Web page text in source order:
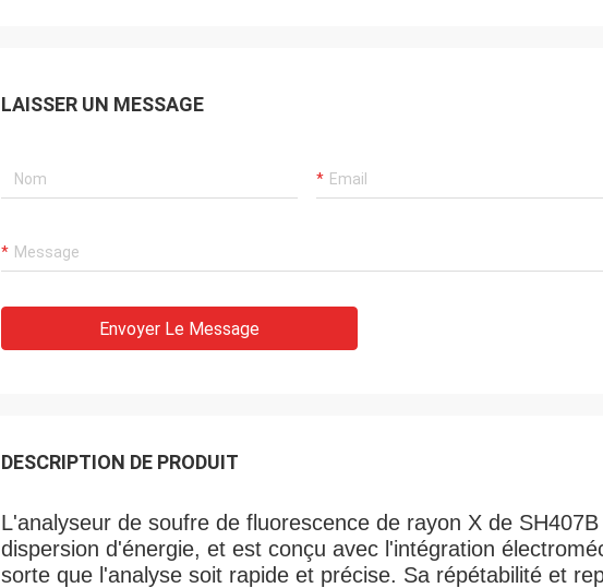
LAISSER UN MESSAGE
Envoyer Le Message
DESCRIPTION DE PRODUIT
L'analyseur de soufre de fluorescence de rayon X de
dispersion d'énergie, et est conçu avec l'intégration
sorte que l'analyse soit rapide et précise. Sa répétabilité et